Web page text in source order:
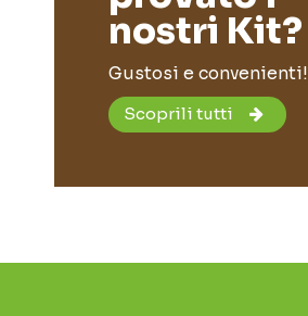
nostri Kit?
Gustosi e convenienti!
Scoprili tutti